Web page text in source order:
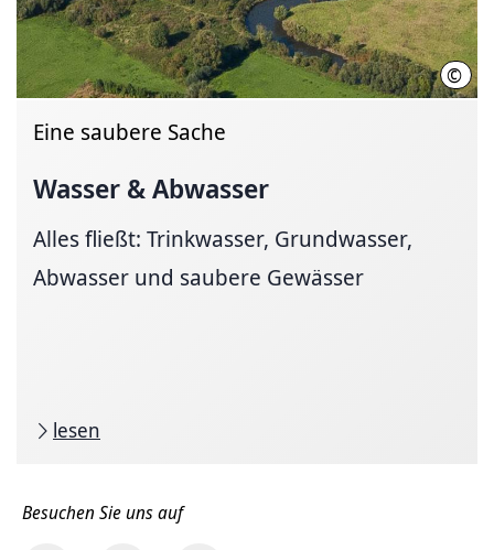
©
Eine saubere Sache
Wasser & Abwasser
Alles fließt: Trinkwasser, Grundwasser,
Abwasser und saubere Gewässer
lesen
Besuchen Sie uns auf